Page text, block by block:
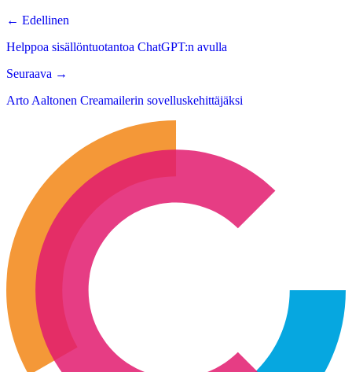
← Edellinen
Helppoa sisällöntuotantoa ChatGPT:n avulla
Seuraava →
Arto Aaltonen Creamailerin sovelluskehittäjäksi